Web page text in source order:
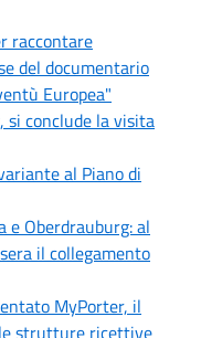
raccontare
del documentario
Europea"
si conclude la visita
al Piano di
e Oberdrauburg: al
il collegamento
MyPorter, il
strutture ricettive